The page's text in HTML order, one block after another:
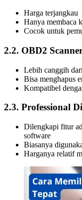
Harga terjangkau
Hanya membaca
Cocok untuk
2.2. OBD2
Lebih canggih
Bisa menghapus
Kompatibel
2.3. Professional
Dilengkapi fitur
software
Biasanya
Harganya relatif